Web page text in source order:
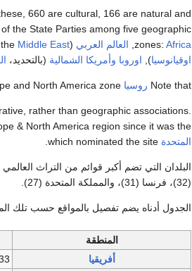
660 are cultural, 166 are natural and
the State Parties among five geographic
zones: Africa العالم العربي (composed of northern Africa and the
Middle East
اوقيانوسيا), اوروبا وأمريكا الشمالية (بالتحديد،
Note that روسيا and North America zone.
rather than geographic associations.
& North America region since it was the
المتحدة
(32)، فرنسا (31)، والمملكة المتحدة (27).
الجدول أدناه يضم تفصيل بالمواقع حسب تلك
المنطقة
أفريقيا